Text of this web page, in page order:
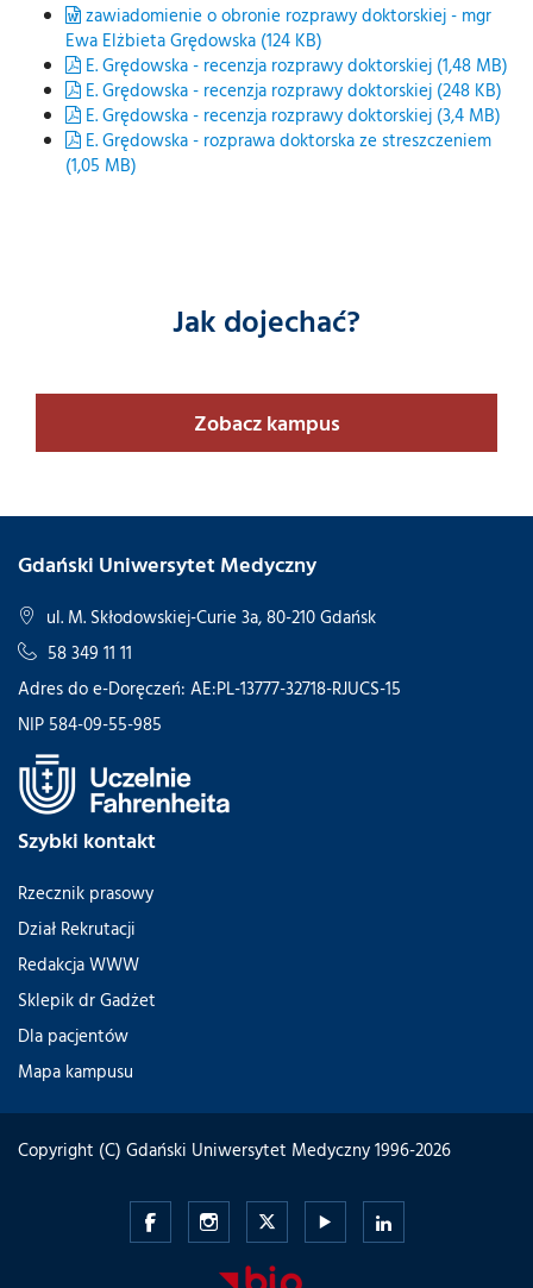
zawiadomienie o obronie rozprawy doktorskiej - mgr
Ewa Elżbieta Grędowska (124 KB)
E. Grędowska - recenzja rozprawy doktorskiej (1,48 MB)
E. Grędowska - recenzja rozprawy doktorskiej (248 KB)
E. Grędowska - recenzja rozprawy doktorskiej (3,4 MB)
E. Grędowska - rozprawa doktorska ze streszczeniem
(1,05 MB)
Jak dojechać?
Zobacz kampus
Gdański Uniwersytet Medyczny
ul. M. Skłodowskiej-Curie 3a, 80-210 Gdańsk
58 349 11 11
Adres do e-Doręczeń: AE:PL-13777-32718-RJUCS-15
NIP 584-09-55-985
Szybki kontakt
Rzecznik prasowy
Dział Rekrutacji
Redakcja WWW
Sklepik dr Gadżet
Dla pacjentów
Mapa kampusu
Copyright (C) Gdański Uniwersytet Medyczny 1996-2026
Gdański
Uniwersytet
Gdański
Uniwersytet
Gdański
Uniwersytet
GdańskiGdański